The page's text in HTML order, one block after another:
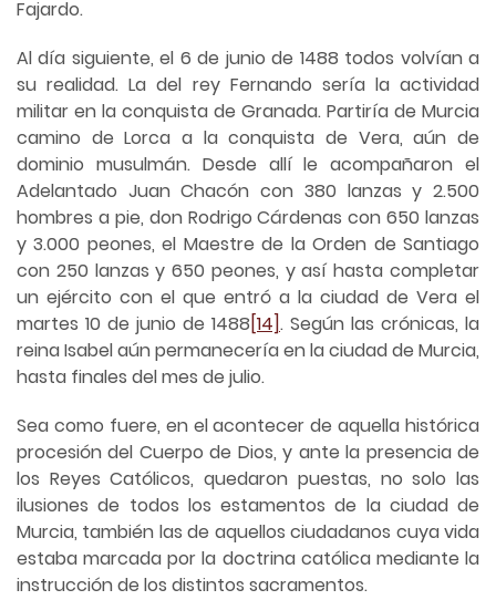
Fajardo.
Al día siguiente, el 6 de junio de 1488 todos volvían a
su realidad. La del rey Fernando sería la actividad
militar en la conquista de Granada. Partiría de Murcia
camino de Lorca a la conquista de Vera, aún de
dominio musulmán. Desde allí le acompañaron el
Adelantado Juan Chacón con 380 lanzas y 2.500
hombres a pie, don Rodrigo Cárdenas con 650 lanzas
y 3.000 peones, el Maestre de la Orden de Santiago
con 250 lanzas y 650 peones, y así hasta completar
un ejército con el que entró a la ciudad de Vera el
martes 10 de junio de 1488[14]. Según las crónicas, la
reina Isabel aún permanecería en la ciudad de Murcia,
hasta finales del mes de julio.
Sea como fuere, en el acontecer de aquella histórica
procesión del Cuerpo de Dios, y ante la presencia de
los Reyes Católicos, quedaron puestas, no solo las
ilusiones de todos los estamentos de la ciudad de
Murcia, también las de aquellos ciudadanos cuya vida
estaba marcada por la doctrina católica mediante la
instrucción de los distintos sacramentos.